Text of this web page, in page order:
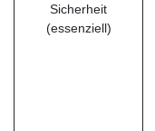
Sicherheit
(essenziell)